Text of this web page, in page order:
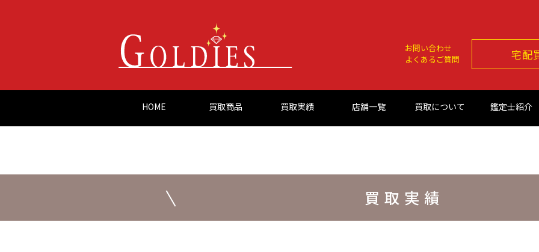
お問い合わせ
よくあるご質問
宅配
HOME 買取商品 買取実績 店舗一覧 買取について 鑑定士紹介
買取実績